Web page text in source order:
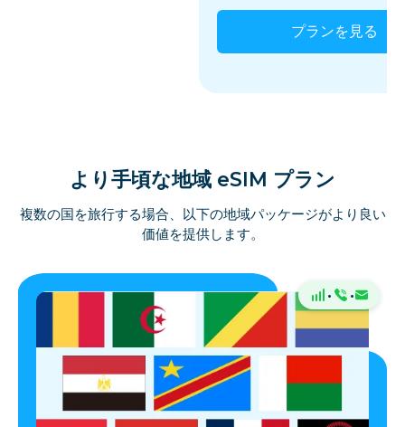
プランを見る
より手頃な地域 eSIM プラン
複数の国を旅行する場合、以下の地域パッケージがより良い
価値を提供します。
· ·